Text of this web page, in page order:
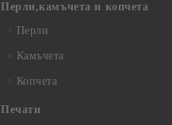
Перли,камъчета и копчета
Перли
Камъчета
Копчета
Печати